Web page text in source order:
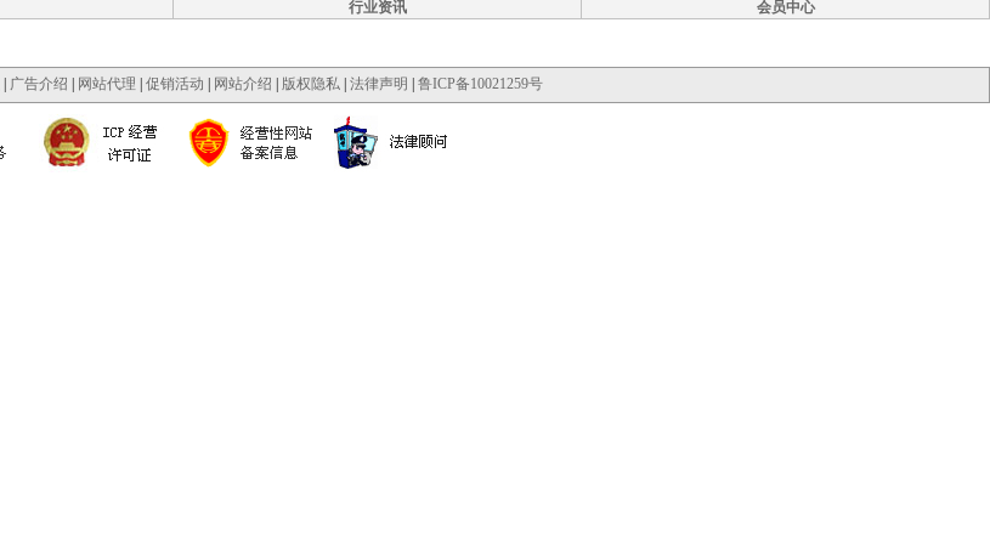
行业资讯 会员中心
广告介绍 网站代理 促销活动 网站介绍 版权隐私| 法律声明 鲁ICP备10021259号